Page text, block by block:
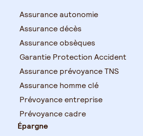
Assurance autonomie
Assurance décès
Assurance obsèques
Garantie Protection Accident
Assurance prévoyance TNS
Assurance homme clé
Prévoyance entreprise
Prévoyance cadre
Épargne